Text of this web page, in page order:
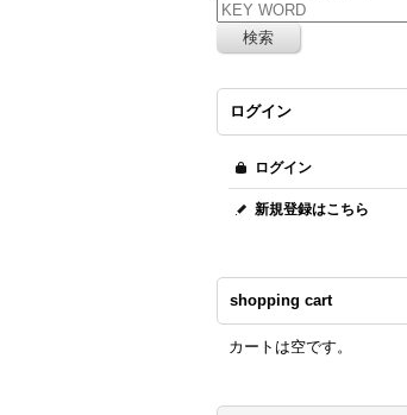
ログイン
ログイン
新規登録はこちら
shopping cart
カートは空です。